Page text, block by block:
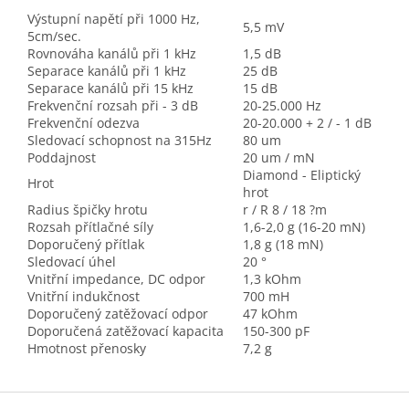
Výstupní napětí při 1000 Hz,
5cm/sec.
5,5 mV
Rovnováha kanálů při 1 kHz
1,5 dB
Separace kanálů při 1 kHz
25 dB
Separace kanálů při 15 kHz
15 dB
Frekvenční rozsah při - 3 dB
20-25.000 Hz
Frekvenční odezva
20-20.000 + 2 / - 1 dB
Sledovací schopnost na 315Hz
80 um
Poddajnost
20 um / mN
Hrot
Diamond - Eliptický
hrot
Radius špičky hrotu
r / R 8 / 18 ?m
Rozsah přítlačné síly
1,6-2,0 g (16-20 mN)
Doporučený přítlak
1,8 g (18 mN)
Sledovací úhel
20 °
Vnitřní impedance, DC odpor
1,3 kOhm
Vnitřní indukčnost
700 mH
Doporučený zatěžovací odpor
47 kOhm
Doporučená zatěžovací kapacita
150-300 pF
Hmotnost přenosky
7,2 g